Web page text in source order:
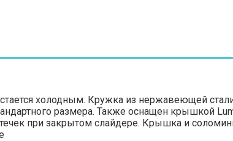
холодным. Кружка из нержавеющей
размера. Также оснащен крышкой
при закрытом слайдере. Крышка и